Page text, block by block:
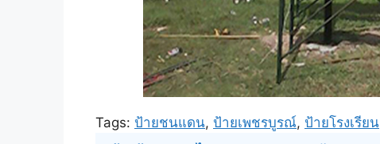
Tags: ป้ายชนแดน, ป้ายเพชรบูรณ์, ป้ายโรงเรียน